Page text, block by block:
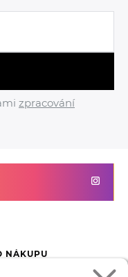
zpracování
NÁKUPU